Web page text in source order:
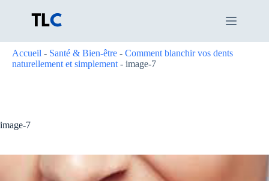
Accueil - Santé & Bien-être - Comment blanchir vos dents
naturellement et simplement - image-7
image-7